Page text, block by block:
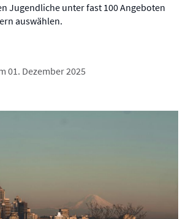
Jugendliche unter fast 100 Angeboten
auswählen.
01. Dezember 2025